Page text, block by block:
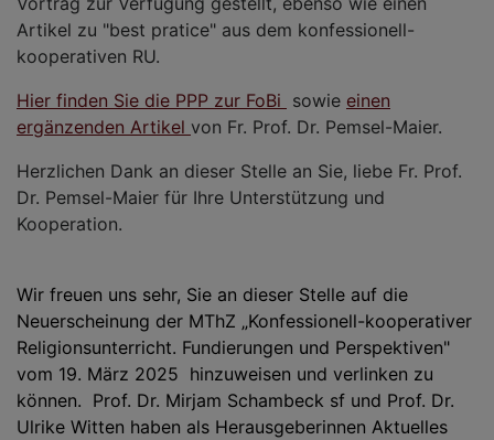
Artikel zu "best pratice" aus dem konfessionell-
kooperativen RU.
Hier finden Sie die PPP zur FoBi sowie einen
ergänzenden Artikel von Fr. Prof. Dr. Pemsel-Maier.
Herzlichen Dank an dieser Stelle an Sie, liebe Fr. Prof.
Dr. Pemsel-Maier für Ihre Unterstützung und
Kooperation.
Wir freuen uns sehr, Sie an dieser Stelle auf die
Neuerscheinung der MThZ „Konfessionell-kooperativer
Religionsunterricht. Fundierungen und Perspektiven"
vom 19. März 2025 hinzuweisen und verlinken zu
können. Prof. Dr. Mirjam Schambeck sf und Prof. Dr.
Ulrike Witten haben als Herausgeberinnen Aktuelles